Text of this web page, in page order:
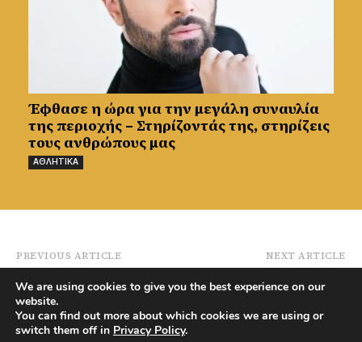
Έφθασε η ώρα για την μεγάλη συναυλία
της περιοχής – Στηρίζοντάς της, στηρίζεις
τους ανθρώπους μας
ΑΘΛΗΤΙΚΑ
PREVIOUS ARTICLE
Τορόντο πρόσφυγας
από χωριό της Μόρφου
NEXT ARTICLE
στοιχεία από το
Δημοψήφισμα για την
Ένωση από το
We are using cookies to give you the best experience on our
website.
You can find out more about which cookies we are using or
switch them off in Privacy Policy.